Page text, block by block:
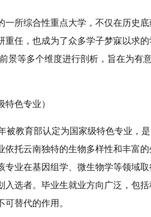
一所综合性重点大学，不仅在历史
重任，也成为了众多学子梦寐以求
景等多个维度进行剖析，旨在为有
色专业）
被教育部认定为国家级特色专业，
依托云南独特的生物多样性和丰富
专业在基因组学、微生物学等领域
入选者。毕业生就业方向广泛，包
替代的作用。